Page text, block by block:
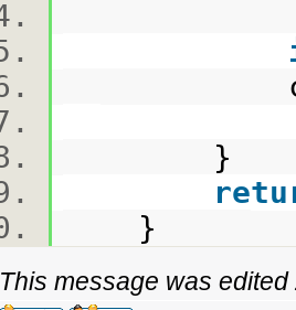
}
This message was